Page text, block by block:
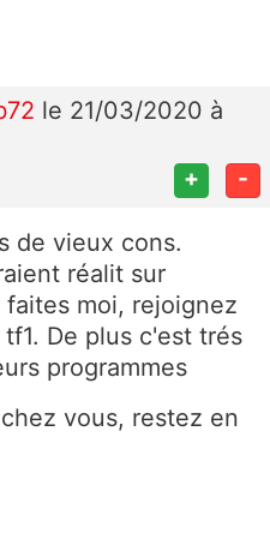
le 21/03/2020 à
+ -
de vieux cons.
réalit sur
faites moi, rejoignez
De plus c'est trés
programmes
vous, restez en